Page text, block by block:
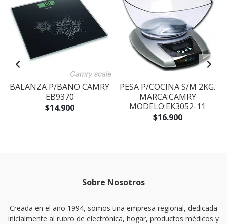
BALANZA P/BANO CAMRY
EB9370
$14.900
PESA P/COCINA S/M 2KG.
MARCA:CAMRY
MODELO:EK3052-11
$16.900
Sobre Nosotros
Creada en el año 1994, somos una empresa regional, dedicada
inicialmente al rubro de electrónica, hogar, productos médicos y